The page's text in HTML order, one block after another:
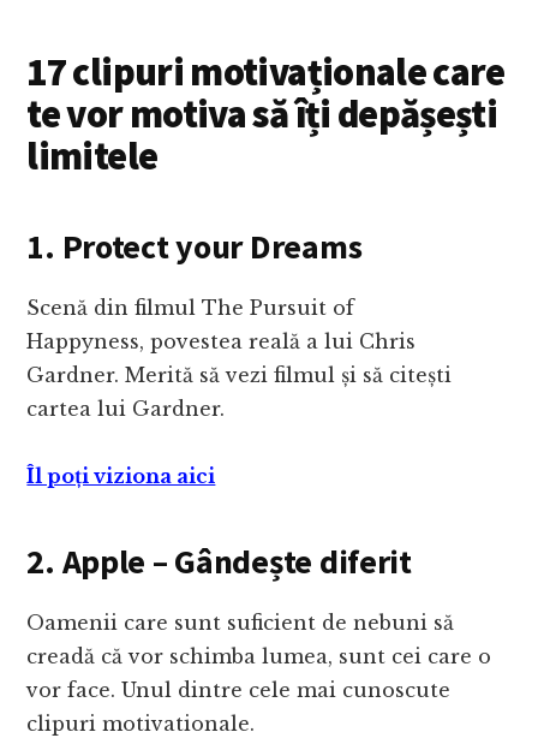
17 clipuri motivaționale care
te vor motiva să îți depășești
limitele
1. Protect your Dreams
Scenă din filmul The Pursuit of
Happyness, povestea reală a lui Chris
Gardner. Merită să vezi filmul și să citești
cartea lui Gardner.
Îl poți viziona aici
2. Apple – Gândește diferit
Oamenii care sunt suficient de nebuni să
creadă că vor schimba lumea, sunt cei care o
vor face. Unul dintre cele mai cunoscute
clipuri motivationale.